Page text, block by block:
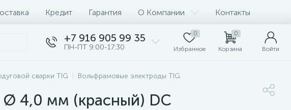
Кредит Гарантия О Компании Контакты
+7 916 905 99 35
ПН-ПТ 9:00-17:30
0
Избранное
0
Корзина Войти
сварки TIG
Вольфрамовые электроды TIG
4,0 мм (красный) DC